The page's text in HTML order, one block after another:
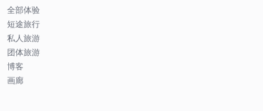
全部体验
短途旅行
私人旅游
团体旅游
博客
画廊